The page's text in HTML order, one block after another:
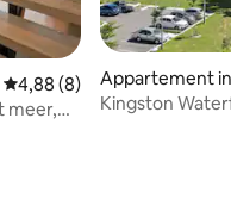
Gemiddelde beoordeling
4,88 (8)
meer,
Appartement
Kingston